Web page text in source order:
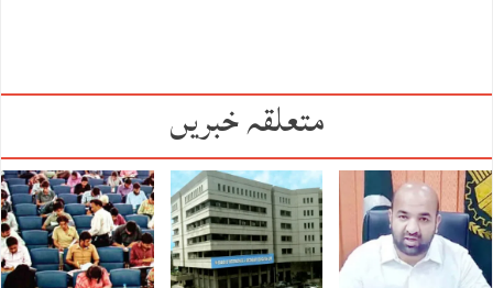
متعلقہ خبریں